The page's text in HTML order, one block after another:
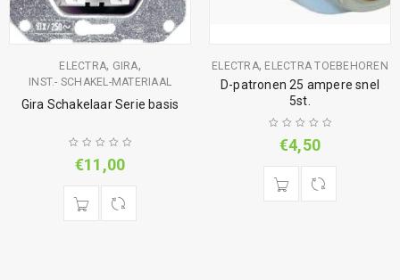
ELECTRA, GIRA,
INST.- SCHAKEL-MATERIAAL
Gira Schakelaar Serie basis
€11,00
ELECTRA, ELECTRA TOEBEHOREN
D-patronen 25 ampere snel
5st.
€4,50